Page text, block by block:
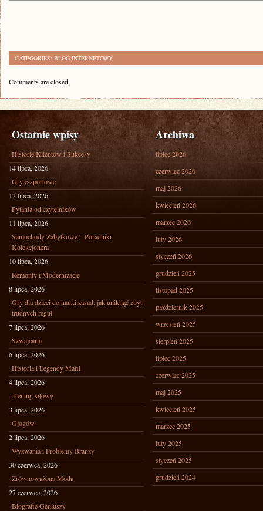
CATEGORIES: BLOG INTERNETOWY
Comments are closed.
Ostatnie wpisy
Historie Klientów i Sukcesy
14 lipca, 2026
Gry e-sportowe
12 lipca, 2026
Pytania od czytelników
11 lipca, 2026
Samochody Zabytkowe – Poradniki
Kolekcjonera
10 lipca, 2026
Remonty i Modernizacje
8 lipca, 2026
Gry dla dzieci do nauki zasad: jak uniknąć zbyt
trudnych reguł
7 lipca, 2026
Szwajcaria
6 lipca, 2026
Historia i Legendy Mafii
4 lipca, 2026
Trening siłowy
3 lipca, 2026
Głogów
2 lipca, 2026
Wyzwania i Problemy Branży
30 czerwca, 2026
Zrównoważona Moda
27 czerwca, 2026
Biografie Geniuszy
Archiwa
lipiec 2026
czerwiec 2026
maj 2026
kwiecień 2026
marzec 2026
luty 2026
styczeń 2026
grudzień 2025
listopad 2025
październik 2025
wrzesień 2025
sierpień 2025
lipiec 2025
czerwiec 2025
maj 2025
kwiecień 2025
marzec 2025
luty 2025
styczeń 2025
grudzień 2024